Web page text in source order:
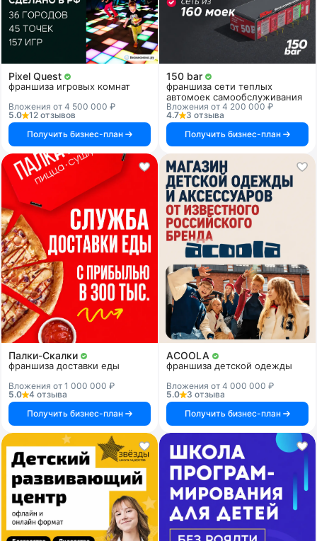
Pixel Quest
франшиза игровых комнат
Вложения от 4 500 000 ₽
5.0
12 отзывов
Получить бизнес-план
150 bar
франшиза сети теплых
автомоек самообслуживания
Вложения от 4 200 000 ₽
4.7
3 отзыва
Получить бизнес-план
Палки-Скалки
франшиза доставки еды
Вложения от 1 000 000 ₽
5.0
4 отзыва
Получить бизнес-план
ACOOLA
франшиза детской одежды
Вложения от 4 000 000 ₽
5.0
3 отзыва
Получить бизнес-план